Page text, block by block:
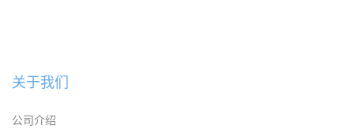
关于我们
公司介绍